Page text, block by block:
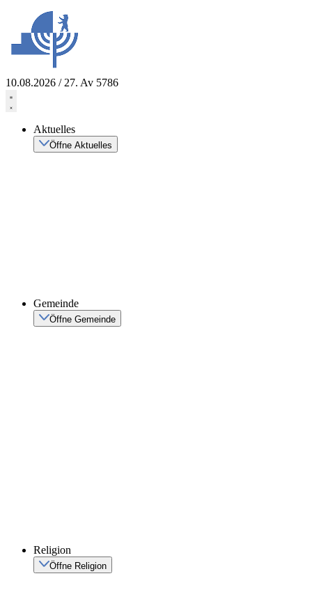
springen
10.08.2026 / 27. Av 5786
Aktuelles
Öffne Aktuelles
Gemeinde
Öffne Gemeinde
Religion
Öffne Religion